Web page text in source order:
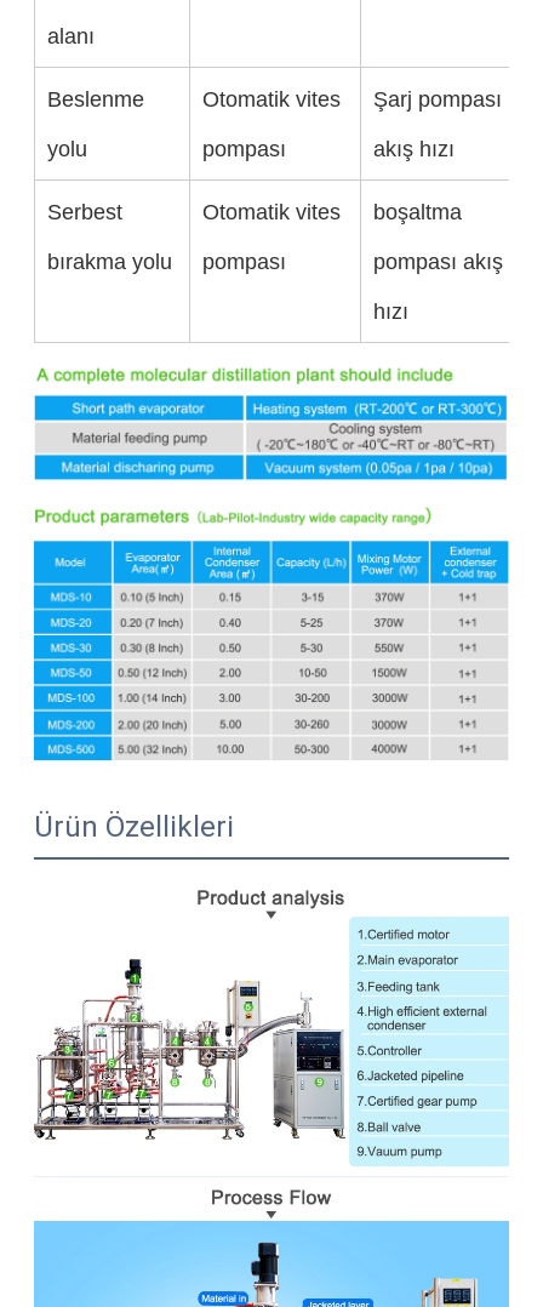
alanı
Beslenme
yolu
Otomatik vites
pompası
Şarj pompası
akış hızı
Serbest
bırakma yolu
Otomatik vites
pompası
boşaltma
pompası akış
hızı
Ürün Özellikleri